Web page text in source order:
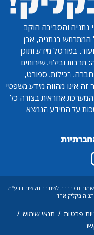
נתניה והסביבה הוקם
המתרחש בנתניה, אבן
בפורטל מידע ותוכן
ובילוי, שירותים
רכילות, ספורט,
זה אינו מהווה מידע משפטי
המערכת אחראית בצורה כל
על המידע הנמצא
שמורות לחברת לשם בר תקשורת בע"מ
בקליק אחד
פרטיות / תנאי שימוש /